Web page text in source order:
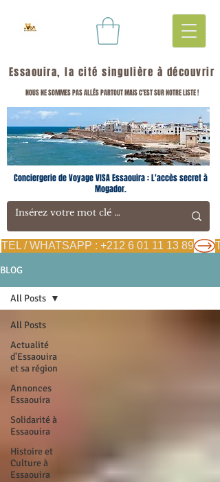
Essaouira, la cité singulière à découvrir
NOUS NE SOMMES PAS ALLÉS PARTOUT MAIS C'EST SUR NOTRE LISTE !
TEL / WHATSAPP : +212 6 01 11 13 89
Conciergerie de Voyage VISA Essaouira : L'accès secret à
Mogador.
BLOG
All Posts
Actualité
d'Essaouira
et sa région
Annonces
Essaouira
Solidarité à
Essaouira
Histoire et
Culture à
Essaouira
All Posts